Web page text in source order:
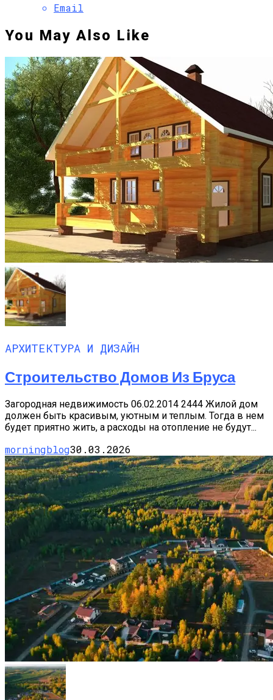
Email
You May Also Like
АРХИТЕКТУРА И ДИЗАЙН
Строительство Домов Из Бруса
Загородная недвижимость 06.02.2014 2444 Жилой дом
должен быть красивым, уютным и теплым. Тогда в нем
будет приятно жить, а расходы на отопление не будут...
morningblog30.03.2026